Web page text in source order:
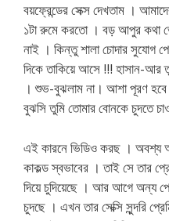
বয়ফ্রেন্ডের সেক্স দেখতাম ।
১টা রুমে করতো । বড় আপুর কথা
নাই । কিন্তু শালা চোদার সুযোগ
দিকে তাকিয়ে আসে !!! হাসান-আর
। শুভ-বুঝলাম না। আশা পূরণ
বুঝসি তুমি তোমার বোনকে
এই কারনে ভিডিও করছ । অবশ্য
কাকল্ড স্বভাবের । তাই সে তার
দিয়ে চুদিয়েছে । আর আগে অন্য
চুদছে । এখন তার সেক্সি সুন্দরি